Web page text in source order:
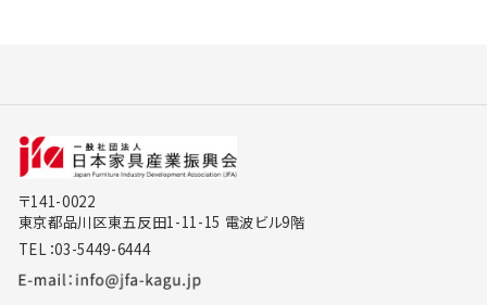
〒141-0022
東京都品川区東五反田1-11-15 電波ビル9階
TEL：03-5449-6444